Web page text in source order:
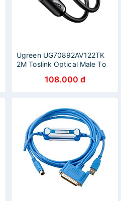
Ugreen UG70892AV122TK
2M Toslink Optical Male To
CHÍNH HÃNG108.000 đ